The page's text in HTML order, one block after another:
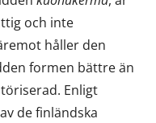
och inte
håller den
formen bättre än
Enligt
de finländska